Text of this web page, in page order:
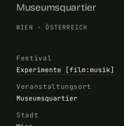
Museumsquartier
WIEN · ÖSTERREICH
Festival
Experimente [film:musik]
Veranstaltungsort
Museumsquartier
Stadt